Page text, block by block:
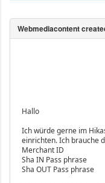
Hallo
Ich würde gerne im
einrichten. Ich brauche
Merchant ID
Sha IN Pass phrase
Sha OUT Pass phrase